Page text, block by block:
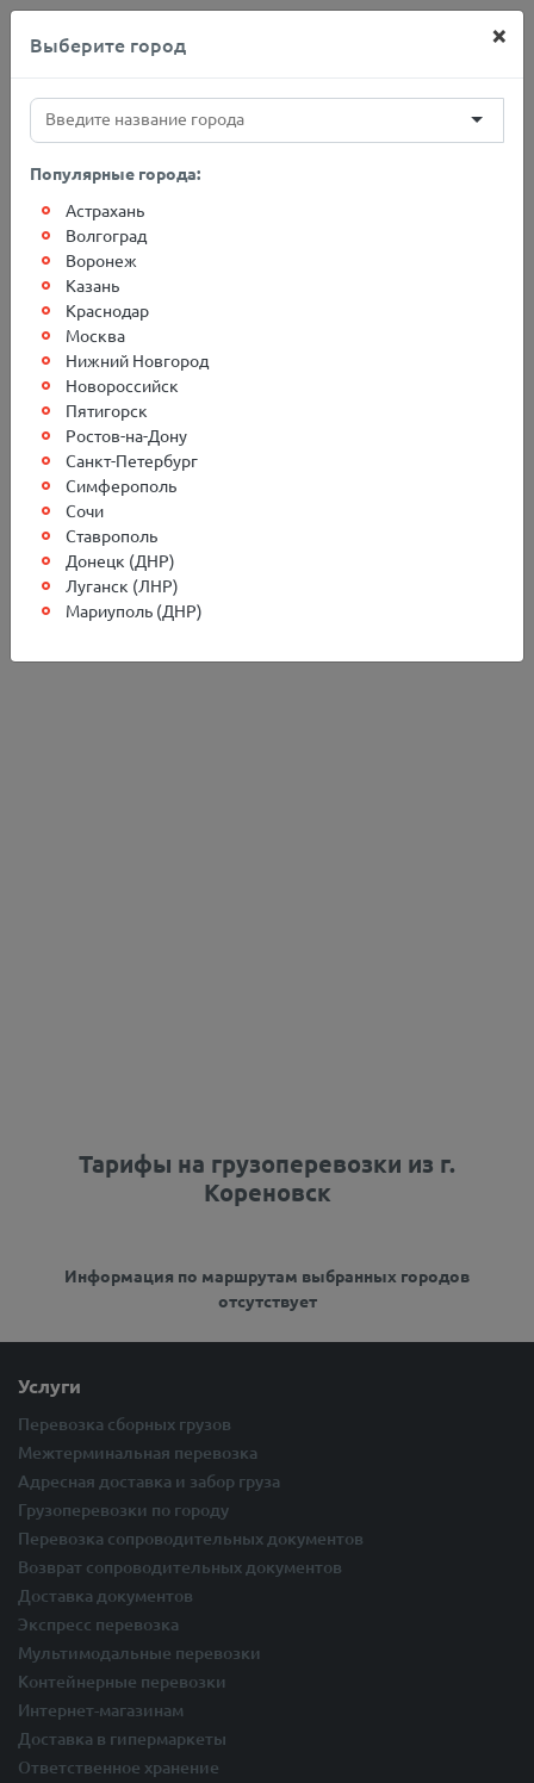
+7(812)767-20-27
Главная Адреса терминалов
Грузоперевозки в г.
Кореновск
Тарифы на грузоперевозки из г.
Кореновск
Информация по маршрутам выбранных городов
отсутствует
Услуги
Перевозка сборных грузов
Межтерминальная перевозка
Адресная доставка и забор груза
Грузоперевозки по городу
Перевозка сопроводительных документов
Возврат сопроводительных документов
Доставка документов
Экспресс перевозка
Мультимодальные перевозки
Контейнерные перевозки
Интернет-магазинам
Доставка в гипермаркеты
Ответственное хранение
Выберите город ×
Популярные города:
Астрахань
Волгоград
Воронеж
Казань
Краснодар
Москва
Нижний Новгород
Новороссийск
Пятигорск
Ростов-на-Дону
Санкт-Петербург
Симферополь
Сочи
Ставрополь
Донецк (ДНР)
Луганск (ЛНР)
Мариуполь (ДНР)